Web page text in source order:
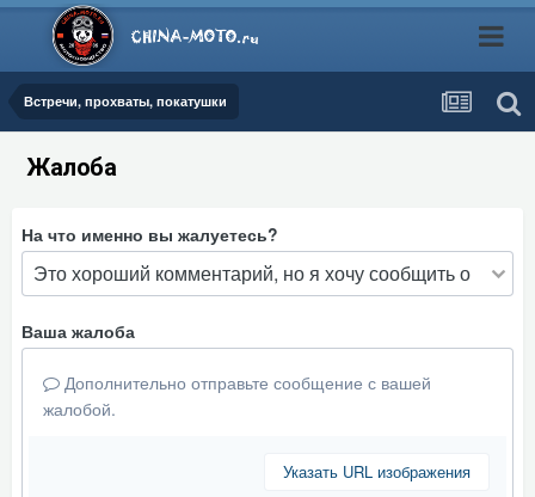
Встречи, прохваты, покатушки
Жалоба
На что именно вы жалуетесь?
Ваша жалоба
Дополнительно отправьте сообщение с вашей
жалобой.
Указать URL изображения